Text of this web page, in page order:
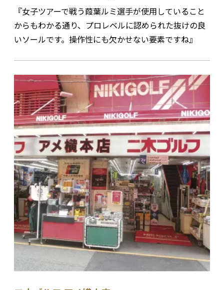
『女子ツアーで戦う葭葉ルミ選手が使用していること
からもわかる通り、プロレベルに認められた抜けの良
いソールです。操作性にも欠かせない要素ですね』